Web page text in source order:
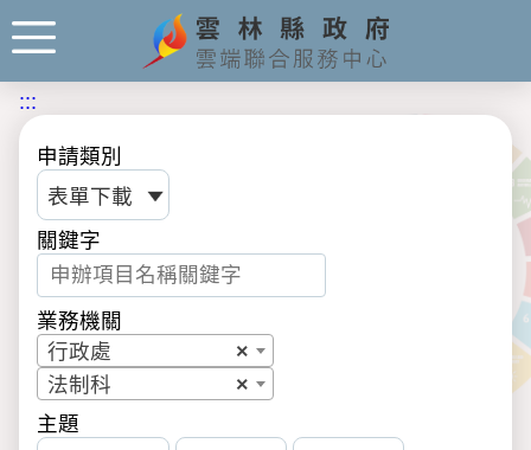
:::
申請類別
關鍵字
業務機關
×
行政處
×
法制科
主題